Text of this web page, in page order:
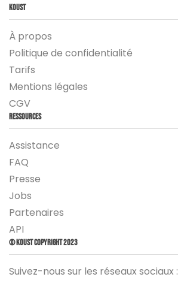
Koust
À propos
Politique de confidentialité
Tarifs
Mentions légales
CGV
Ressources
Assistance
FAQ
Presse
Jobs
Partenaires
API
© Koust Copyright 2023
Suivez-nous sur les réseaux sociaux :